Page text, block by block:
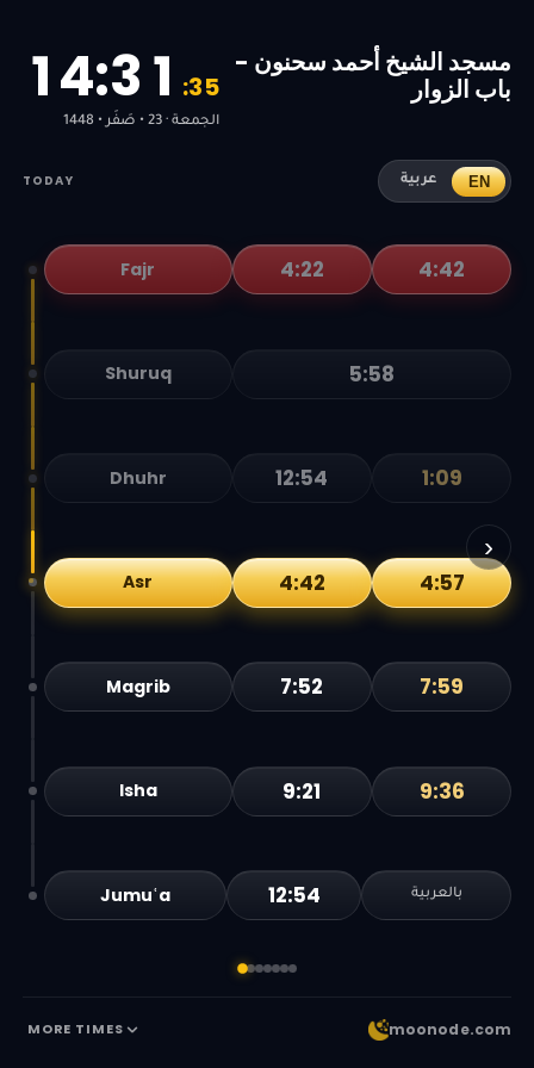
14:31 :35
الجمعة · 23 • صَفَر • 1448
مسجد الشيخ أحمد سحنون -
باب الزوار
TODAY عربية EN
›
Fajr 4:22 4:42
Shuruq 5:58
Dhuhr 12:54 1:09
Asr 4:42 4:57
Magrib 7:52 7:59
Isha 9:21 9:36
Jumuʿa 12:54 بالعربية
MORE TIMES moonode.com